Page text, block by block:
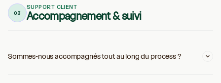
03
SUPPORT CLIENT
Accompagnement & suivi
Sommes-nous accompagnés tout au long du process ?